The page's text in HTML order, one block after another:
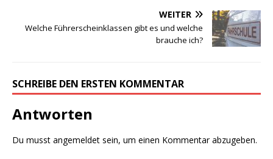
WEITER
Welche Führerscheinklassen gibt es und welche
brauche ich?
SCHREIBE DEN ERSTEN KOMMENTAR
Antworten
Du musst angemeldet sein, um einen Kommentar abzugeben.